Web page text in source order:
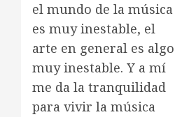
el mundo de la música
es muy inestable, el
arte en general es algo
muy inestable. Y a mí
me da la tranquilidad
para vivir la música